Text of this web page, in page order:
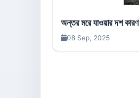
অন্তর মরে যাওয়ার দশ কারণ
08 Sep, 2025